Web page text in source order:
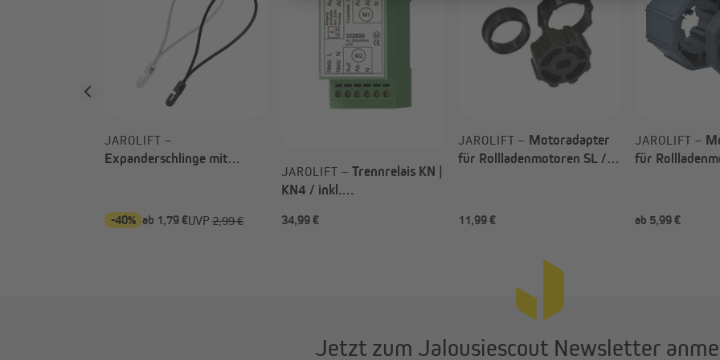
JAROLIFT –
Expanderschlinge mit
-40% ab 1,79 €UVP 2,99 €
JAROLIFT – Trennrelais KN |
KN4 / inkl.
34,99 €
JAROLIFT – Motoradapter
für Rollladenmotoren SL /
11,99 €
JAROLIFT –
für
ab 5,99 €
Jetzt zum Jalousiescout Newsletter